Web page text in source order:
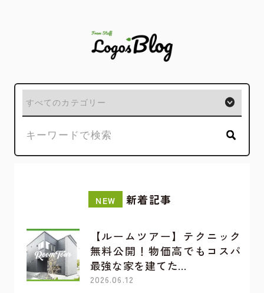
NEW 新着記事
【ルームツアー】テクニック
無料公開！物価高でもコスパ
最強な家を建てた…
2026.06.12